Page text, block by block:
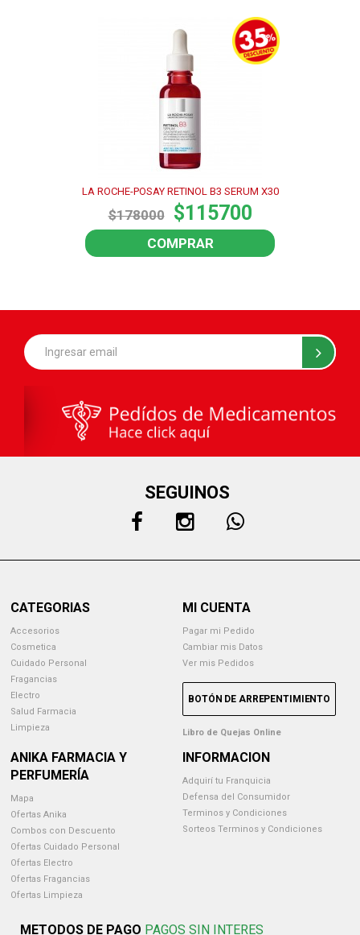
LA ROCHE-POSAY RETINOL B3 SERUM X30
$178000 $115700
COMPRAR
SEGUINOS
CATEGORIAS
Accesorios
Cosmetica
Cuidado Personal
Fragancias
Electro
Salud Farmacia
Limpieza
MI CUENTA
Pagar mi Pedido
Cambiar mis Datos
Ver mis Pedidos
BOTÓN DE ARREPENTIMIENTO
Libro de Quejas Online
ANIKA FARMACIA Y
PERFUMERÍA
Mapa
Ofertas Anika
Combos con Descuento
Ofertas Cuidado Personal
Ofertas Electro
Ofertas Fragancias
Ofertas Limpieza
INFORMACION
Adquirí tu Franquicia
Defensa del Consumidor
Terminos y Condiciones
Sorteos Terminos y Condiciones
METODOS DE PAGO PAGOS SIN INTERES